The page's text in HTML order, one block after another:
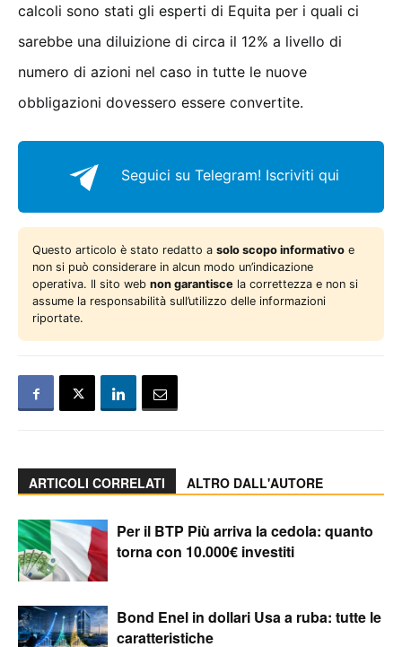
calcoli sono stati gli esperti di Equita per i quali ci
sarebbe una diluizione di circa il 12% a livello di
numero di azioni nel caso in tutte le nuove
obbligazioni dovessero essere convertite.
Seguici su Telegram! Iscriviti qui
Questo articolo è stato redatto a solo scopo informativo e
non si può considerare in alcun modo un’indicazione
operativa. Il sito web non garantisce la correttezza e non si
assume la responsabilità sull’utilizzo delle informazioni
riportate.
ARTICOLI CORRELATI ALTRO DALL'AUTORE
Per il BTP Più arriva la cedola: quanto
torna con 10.000€ investiti
Bond Enel in dollari Usa a ruba: tutte le
caratteristiche